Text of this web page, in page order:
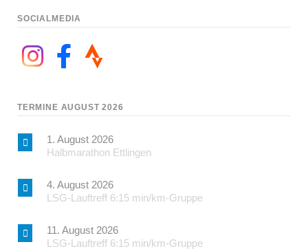
SOCIALMEDIA
TERMINE AUGUST 2026
1. August 2026
Halbmarathon Ettlingen
4. August 2026
LSG-Lauftreff 6:15 min/km-Gruppe
11. August 2026
LSG-Lauftreff 6:15 min/km-Gruppe